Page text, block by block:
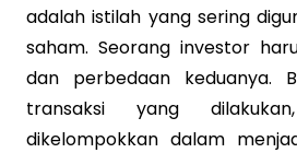
adalah istilah yang sering
saham. Seorang investor
dan perbedaan keduanya.
transaksi yang
dikelompokkan dalam